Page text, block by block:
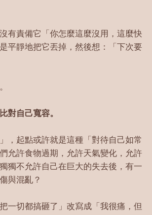
有責備它「你怎麼這麼沒用，這麼快
平靜地把它丟掉，然後想：「下次要
對自己寬容。
，起點或許就是這種「對待自己如常
允許食物過期，允許天氣變化，允許
獨不允許自己在巨大的失去後，有一
與混亂？
一切都搞砸了」改寫成「我很痛，但